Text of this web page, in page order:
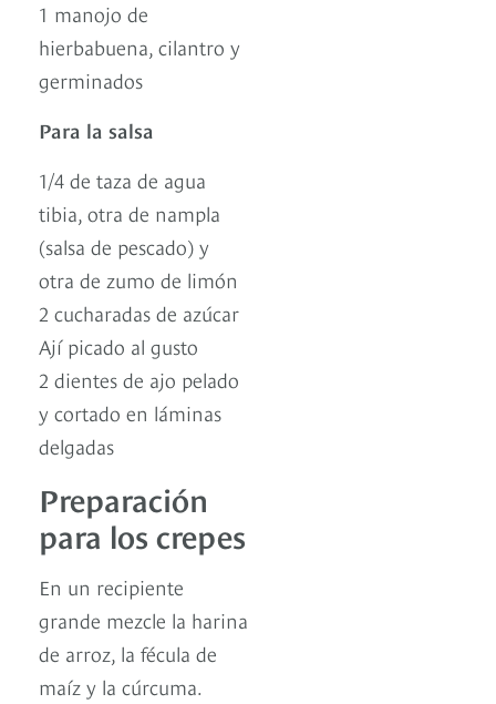
1 manojo de
hierbabuena, cilantro y
germinados
Para la salsa
1/4 de taza de agua
tibia, otra de nampla
(salsa de pescado) y
otra de zumo de limón
2 cucharadas de azúcar
Ají picado al gusto
2 dientes de ajo pelado
y cortado en láminas
delgadas
Preparación
para los crepes
En un recipiente
grande mezcle la harina
de arroz, la fécula de
maíz y la cúrcuma.